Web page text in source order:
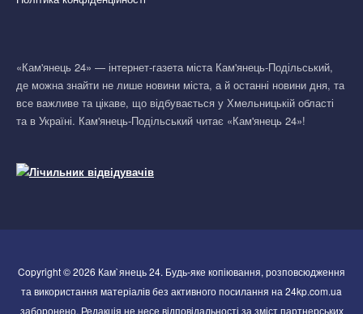
«Кам'янець 24» — інтернет-газета міста Кам'янець-Подільський,
де можна знайти не лише новини міста, а й останні новини дня, та
все важливе та цікаве, що відбувається у Хмельницькій області
та в Україні. Кам'янець-Подільський читає «Кам'янець 24»!
Copyright © 2026 Кам`янець 24. Будь-яке копіювання, розповсюдження
та використання матеріалів без активного посилання на 24kp.com.ua
заборонено. Редакція не несе відповідальності за зміст партнерських